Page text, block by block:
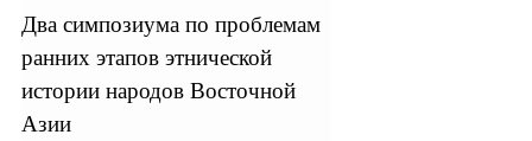
Два симпозиума по проблемам
ранних этапов этнической
истории народов Восточной
Азии